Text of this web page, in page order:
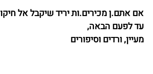
אם אתם.ן מכירים.ות יריד שיקבל אל
עד לפעם הבאה,
מעיין, ורדים וסיפורים